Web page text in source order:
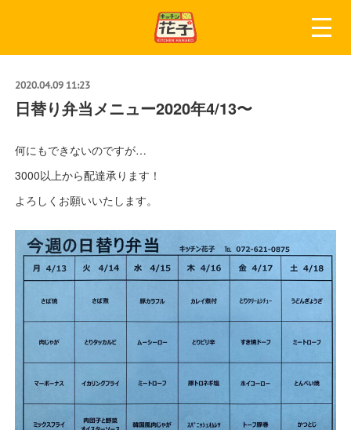
2020.04.09 11:23
日替り弁当メニュー2020年4/13〜
何にもできないのですが…
3000以上から配達承ります！
よろしくお願いいたします。